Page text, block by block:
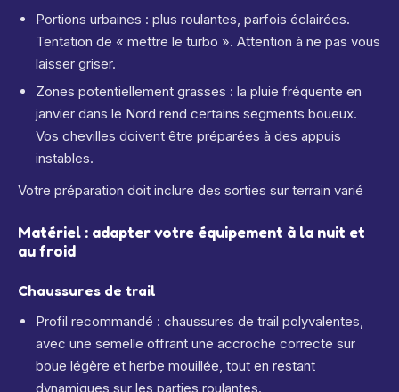
Portions urbaines : plus roulantes, parfois éclairées.
Tentation de « mettre le turbo ». Attention à ne pas vous
laisser griser.
Zones potentiellement grasses : la pluie fréquente en
janvier dans le Nord rend certains segments boueux.
Vos chevilles doivent être préparées à des appuis
instables.
Votre préparation doit inclure des sorties sur terrain varié
Matériel : adapter votre équipement à la nuit et
au froid
Chaussures de trail
Profil recommandé : chaussures de trail polyvalentes,
avec une semelle offrant une accroche correcte sur
boue légère et herbe mouillée, tout en restant
dynamiques sur les parties roulantes.